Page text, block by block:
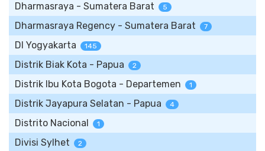
Dharmasraya - Sumatera Barat 5
Dharmasraya Regency - Sumatera Barat 7
DI Yogyakarta 145
Distrik Biak Kota - Papua 2
Distrik Ibu Kota Bogota - Departemen 1
Distrik Jayapura Selatan - Papua 4
Distrito Nacional 1
Divisi Sylhet 2